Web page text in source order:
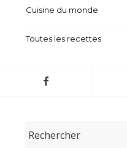
Cuisine du monde
Toutes les recettes